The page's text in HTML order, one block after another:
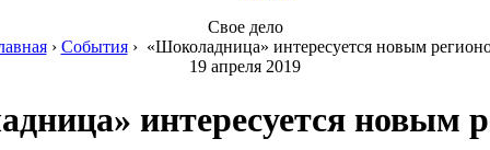
Свое дело
› События› «Шоколадница» интересуется новым
19 апреля 2019
интересуется новым